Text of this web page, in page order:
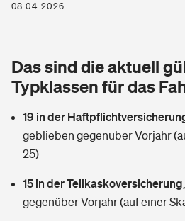
Rentenrechner: Wie viel Geld
Wer versichert was: Jetzt Versicherer
Sie haben Fragen?
Wärmepumpen versichern
Vermieterrrechtsschutz
Mietkautionsversicherung
Restkreditversicherung
Zur Übersicht
Kinderunfall­ver­si­che­rung
Reiseversicherung
Tierkrankenversicherung
Zur Übersicht
08.04.2026
Das sind die aktuell
Typklassen für das
19 in der
geblieben gegenüber Vorjahr
25)
15 in der Teilkaskoversicherung
gegenüber Vorjahr (auf einer